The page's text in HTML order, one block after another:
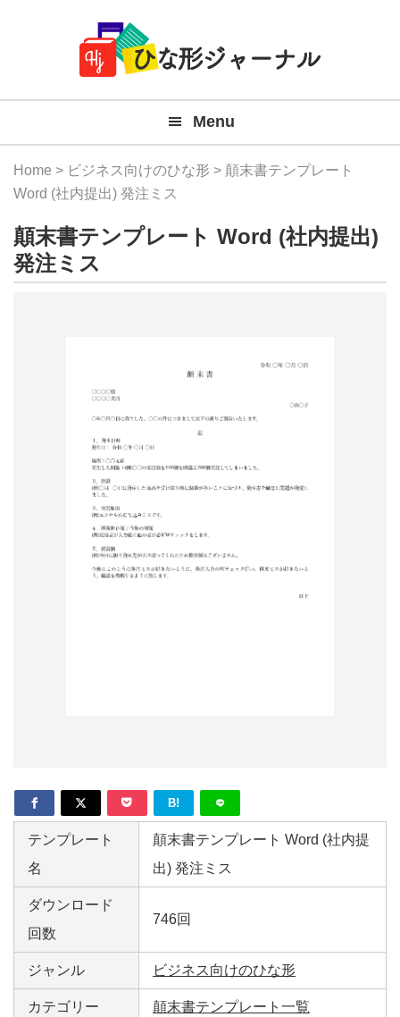
Navigation
料
テ
プ
ー
Menu
Home > ビジネス向けのひな形 > 顛末書テンプレート
Word (社内提出) 発注ミス
顛末書テンプレート Word (社内提出)
発注ミス
B!
テンプレート
名
顛末書テンプレート Word (社内提
出) 発注ミス
ダウンロード
回数
746回
ジャンル ビジネス向けのひな形
カテゴリー 顛末書テンプレート一覧